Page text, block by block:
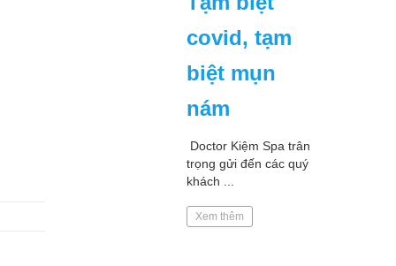
Do
covid, tạm
biệt mụn
nám
Doctor Kiệm Spa trân
trọng gửi đến các quý
khách ...
Xem thêm